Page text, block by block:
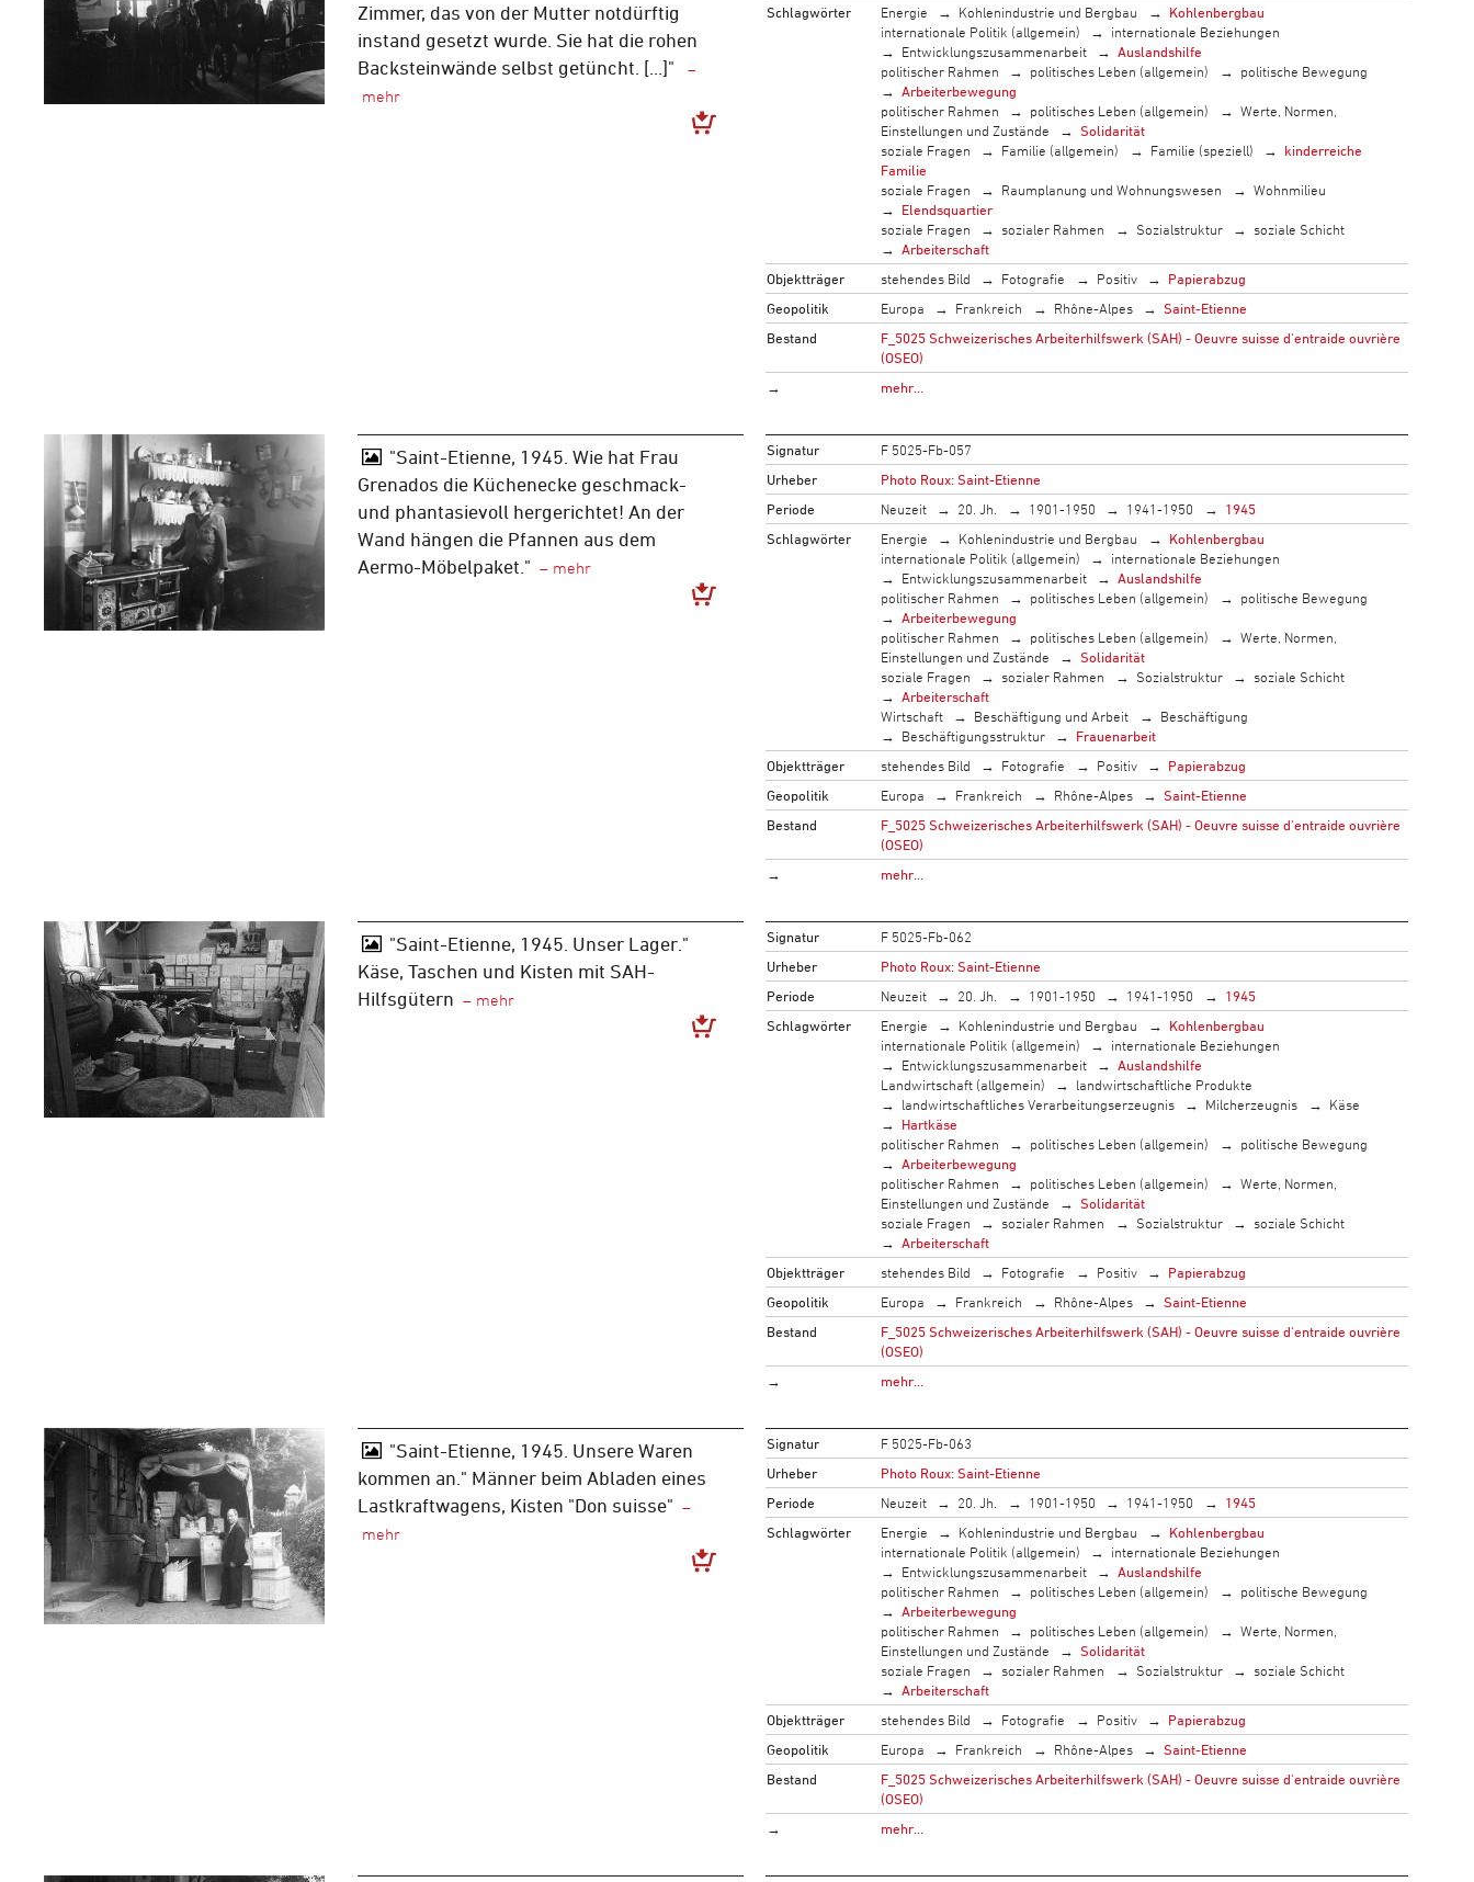
Zimmer, das von der Mutter notdürftig
instand gesetzt wurde. Sie hat die rohen
Backsteinwände selbst getüncht. [...]"
Schlagwörter
Energie Kohlenindustrie und Bergbau
Kohlenbergbau
internationale Politik (allgemein)
internationale Beziehungen
Entwicklungszusammenarbeit
Auslandshilfe
politischer Rahmen
politisches Leben (allgemein)
politische Bewegung
Arbeiterbewegung
politischer Rahmen
politisches Leben (allgemein)
Werte, Normen,
Einstellungen und Zustände
Solidarität
soziale Fragen
Familie (allgemein) Familie (speziell)
kinderreiche
Familie
soziale Fragen
Raumplanung und Wohnungswesen
Wohnmilieu
Elendsquartier
soziale Fragen
sozialer Rahmen Sozialstruktur
soziale Schicht
Arbeiterschaft
Objektträger
stehendes Bild Fotografie Positiv
Papierabzug
Geopolitik
Europa Frankreich Rhône-Alpes
Saint-Etienne
Bestand
F_5025 Schweizerisches Arbeiterhilfswerk (SAH) - Oeuvre suisse d'entraide ouvrière
(OSEO)
→
mehr…
"Saint-Etienne, 1945. Wie hat Frau
Grenados die Küchenecke geschmack-
und phantasievoll hergerichtet! An der
Wand hängen die Pfannen aus dem
Aermo-Möbelpaket."
Signatur
F 5025-Fb-057
Urheber
Photo Roux: Saint-Etienne
Periode
Neuzeit 20. Jh. 1901-1950 1941-1950
1945
Schlagwörter
Energie Kohlenindustrie und Bergbau
Kohlenbergbau
internationale Politik (allgemein)
internationale Beziehungen
Entwicklungszusammenarbeit
Auslandshilfe
politischer Rahmen
politisches Leben (allgemein)
politische Bewegung
Arbeiterbewegung
politischer Rahmen
politisches Leben (allgemein)
Werte, Normen,
Einstellungen und Zustände
Solidarität
soziale Fragen
sozialer Rahmen Sozialstruktur
soziale Schicht
Arbeiterschaft
Wirtschaft
Beschäftigung und Arbeit
Beschäftigung
Beschäftigungsstruktur
Frauenarbeit
Objektträger
stehendes Bild Fotografie Positiv
Papierabzug
Geopolitik
Europa Frankreich Rhône-Alpes
Saint-Etienne
Bestand
F_5025 Schweizerisches Arbeiterhilfswerk (SAH) - Oeuvre suisse d'entraide ouvrière
(OSEO)
→
mehr…
"Saint-Etienne, 1945. Unser Lager."
Käse, Taschen und Kisten mit SAH-
Hilfsgütern
Signatur
F 5025-Fb-062
Urheber
Photo Roux: Saint-Etienne
Periode
Neuzeit 20. Jh. 1901-1950 1941-1950
1945
Schlagwörter
Energie Kohlenindustrie und Bergbau
Kohlenbergbau
internationale Politik (allgemein)
internationale Beziehungen
Entwicklungszusammenarbeit
Auslandshilfe
Landwirtschaft (allgemein)
landwirtschaftliche Produkte
landwirtschaftliches Verarbeitungserzeugnis
Milcherzeugnis
Käse
Hartkäse
politischer Rahmen
politisches Leben (allgemein)
politische Bewegung
Arbeiterbewegung
politischer Rahmen
politisches Leben (allgemein)
Werte, Normen,
Einstellungen und Zustände
Solidarität
soziale Fragen
sozialer Rahmen Sozialstruktur
soziale Schicht
Arbeiterschaft
Objektträger
stehendes Bild Fotografie Positiv
Papierabzug
Geopolitik
Europa Frankreich Rhône-Alpes
Saint-Etienne
Bestand
F_5025 Schweizerisches Arbeiterhilfswerk (SAH) - Oeuvre suisse d'entraide ouvrière
(OSEO)
→
mehr…
"Saint-Etienne, 1945. Unsere Waren
kommen an." Männer beim Abladen eines
Lastkraftwagens, Kisten "Don suisse"
Signatur
F 5025-Fb-063
Urheber
Photo Roux: Saint-Etienne
Periode
Neuzeit 20. Jh. 1901-1950 1941-1950
1945
Schlagwörter
Energie Kohlenindustrie und Bergbau
Kohlenbergbau
internationale Politik (allgemein)
internationale Beziehungen
Entwicklungszusammenarbeit
Auslandshilfe
politischer Rahmen
politisches Leben (allgemein)
politische Bewegung
Arbeiterbewegung
politischer Rahmen
politisches Leben (allgemein)
Werte, Normen,
Einstellungen und Zustände
Solidarität
soziale Fragen
sozialer Rahmen Sozialstruktur
soziale Schicht
Arbeiterschaft
Objektträger
stehendes Bild Fotografie Positiv
Papierabzug
Geopolitik
Europa Frankreich Rhône-Alpes
Saint-Etienne
Bestand
F_5025 Schweizerisches Arbeiterhilfswerk (SAH) - Oeuvre suisse d'entraide ouvrière
(OSEO)
→
mehr…